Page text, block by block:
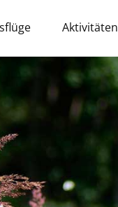
Aktivitäten